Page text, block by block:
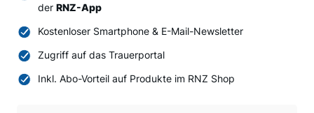
der RNZ-App
Kostenloser Smartphone & E-Mail-Newsletter
Zugriff auf das Trauerportal
Inkl. Abo-Vorteil auf Produkte im RNZ Shop